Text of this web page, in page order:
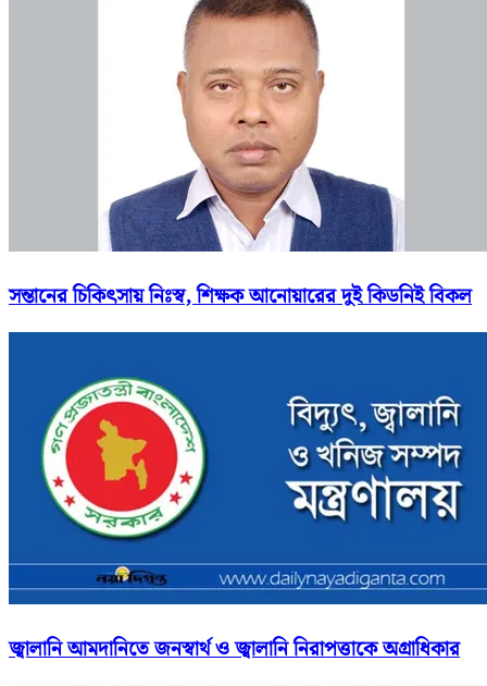
সন্তানের চিকিৎসায় নিঃস্ব, শিক্ষক আনোয়ারের দুই কিডনিই বিকল
জ্বালানি আমদানিতে জনস্বার্থ ও জ্বালানি নিরাপত্তাকে অগ্রাধিকার